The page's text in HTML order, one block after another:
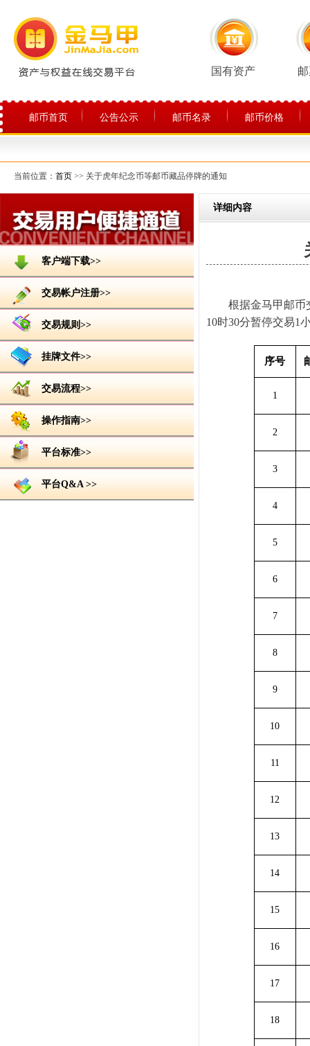
国有资产
邮币首页 公告公示 邮币名录 邮币价格
当前位置： 首页 >> 关于虎年纪念币等邮币藏品停牌的通知
客户端下载>>
交易帐户注册>>
交易规则>>
挂牌文件>>
交易流程>>
操作指南>>
平台标准>>
平台Q&A >>
详细内容
根据金马甲邮币
10时30分暂停交易1
序号
1
2
3
4
5
6
7
8
9
10
11
12
13
14
15
16
17
18